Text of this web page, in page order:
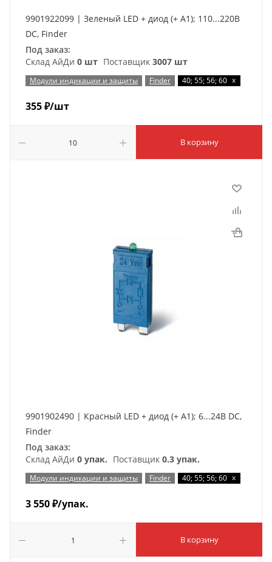
9901922099 | Зеленый LED + диод (+ A1); 110...220В
DC, Finder
Под заказ:
Склад АйДи 0 шт Поставщик 3007 шт
Модули индикации и защиты Finder 40; 55; 56; 60 x
355₽/шт
В корзину
9901902490 | Красный LED + диод (+ A1); 6...24В DC,
Finder
Под заказ:
Склад АйДи 0 упак. Поставщик 0.3 упак.
Модули индикации и защиты Finder 40; 55; 56; 60 x
3 550₽/упак.
В корзину